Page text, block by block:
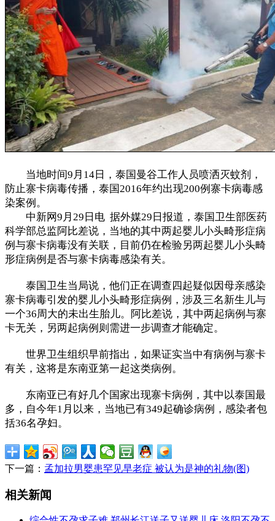
当地时间9月14日，泰国曼谷工作人员喷洒灭蚊剂，
防止寨卡病毒传播，泰国2016年约出现200例寨卡病毒感
染案例。
中新网9月29日电 据外媒29日报道，泰国卫生部医药
科学部总监阿比差说，当地的其中两起婴儿小头畸形症病
例与寨卡病毒没有关联，目前仍在检验另两起婴儿小头畸
形症病例是否与寨卡病毒感染有关。
泰国卫生当局说，他们正在调查四起疑似因母亲感染
寨卡病毒引发的婴儿小头畸形症病例，涉及三名新生儿与
一个36周大的未出生胎儿。阿比差说，其中两起病例与寨
卡无关，另两起病例则需进一步调查才能确定。
世界卫生组织早前指出，如果证实当中有病例与寨卡
有关，这将是东南亚第一起这类病例。
东南亚已有好几个国家出现寨卡病例，其中以泰国最
多，自今年1月以来，当地已有349起确诊病例，感染者包
括36名孕妇。
下一篇： 孟加拉男婴患罕见早老症 被认为是神的礼物(图)
相关新闻